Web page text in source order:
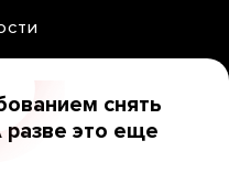
снять
это еще